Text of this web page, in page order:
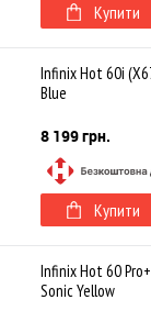
Купити
Infinix Hot 60i
Blue
8 199 грн.
Купити
Infinix Hot 60
Sonic Yellow